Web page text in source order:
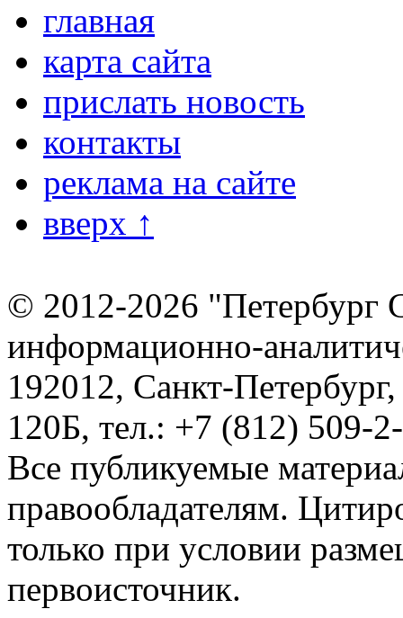
главная
карта сайта
прислать новость
контакты
реклама на сайте
вверх ↑
© 2012-2026 "Петербург
информационно-
192012, Санкт-
120Б, тел.: +7 (812) 509-
Все публикуемые
правообладателям.
только при условии
первоисточник.